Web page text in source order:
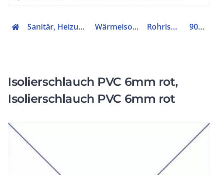
Sanitär, Heizung, Klima Wärmeisolierung Rohrisolation 90F425
Isolierschlauch PVC 6mm rot,
Isolierschlauch PVC 6mm rot